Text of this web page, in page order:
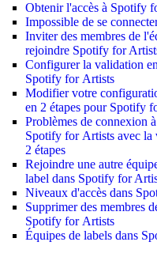
Obtenir l'accès à Spotify
Impossible de se
Inviter des membres de
rejoindre Spotify for
Configurer la validation
Spotify for Artists
Modifier votre
en 2 étapes pour Spotify
Problèmes de connexion à
Spotify for Artists avec la
2 étapes
Rejoindre une autre
label dans Spotify for
Niveaux d'accès dans
Supprimer des membres
Spotify for Artists
Équipes de labels dans